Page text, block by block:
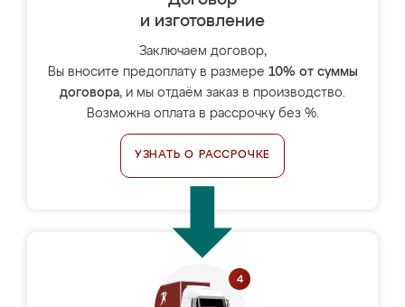
и изготовление
Заключаем договор,
Вы вносите предоплату в размере 10% от суммы
договора, и мы отдаём заказ в производство.
Возможна оплата в рассрочку без %.
УЗНАТЬ О РАССРОЧКЕ